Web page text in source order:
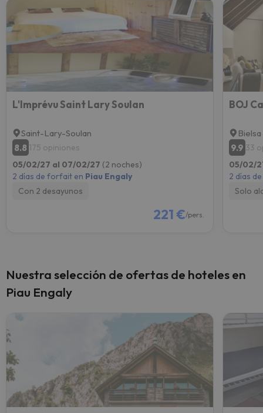
L'Imprévu Saint Lary Soulan
Saint-Lary-Soulan
8.8 175 opiniones
05/02/27 al 07/02/27 (2 noches)
2 días de forfait en Piau Engaly
Con 2 desayunos
221 €/pers.
BOJ
Bielsa
9.9 33
05/02/
2 días
Solo
Nuestra selección de ofertas de hoteles en
Piau Engaly